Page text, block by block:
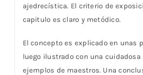
ajedrecística. El criterio de
capitulo es claro y metódico.
El concepto es explicado en unas
luego ilustrado con una cuidadosa
ejemplos de maestros. Una